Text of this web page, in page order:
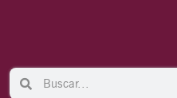
Search Search